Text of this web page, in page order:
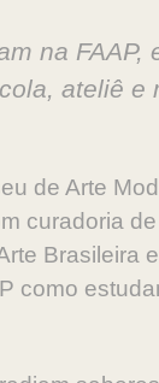
na FAAP,
ateliê e
de Arte
curadoria
Brasileira
como